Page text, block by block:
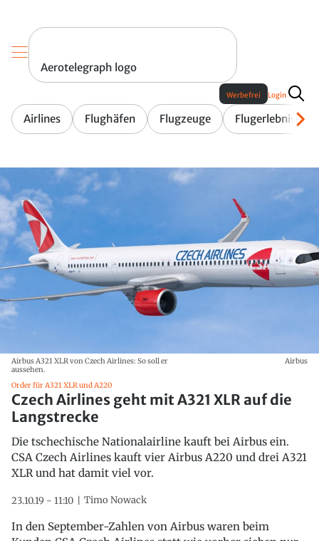
Aerotelegraph logo
Airlines Flughäfen Flugzeuge Flugerlebnis
Werbefrei Login
Airbus A321 XLR von Czech Airlines: So soll er
aussehen.
Airbus
Order für A321 XLR und A220
Czech Airlines geht mit A321 XLR auf die
Langstrecke
Die tschechische Nationalairline kauft bei Airbus ein.
CSA Czech Airlines kauft vier Airbus A220 und drei A321
XLR und hat damit viel vor.
23.10.19 - 11:10 Timo Nowack
In den September-Zahlen von Airbus waren beim